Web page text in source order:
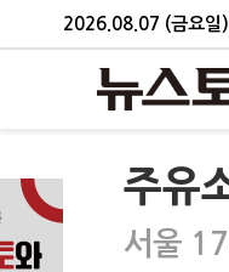
2026.08.07 (금요일)
주유
서울